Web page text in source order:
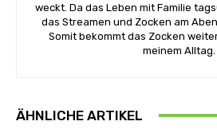
weckt. Da das Leben mit Familie
das Streamen und Zocken am
Somit bekommt das Zocken
meinem Alltag.
ÄHNLICHE ARTIKEL